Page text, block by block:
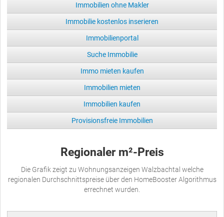
Immobilien ohne Makler
Immobilie kostenlos inserieren
Immobilienportal
Suche Immobilie
Immo mieten kaufen
Immobilien mieten
Immobilien kaufen
Provisionsfreie Immobilien
Regionaler m²-Preis
Die Grafik zeigt zu Wohnungsanzeigen Walzbachtal welche
regionalen Durchschnittspreise über den HomeBooster Algorithmus
errechnet wurden.